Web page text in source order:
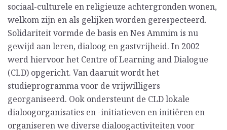
sociaal-culturele en religieuze achtergronden wonen,
welkom zijn en als gelijken worden gerespecteerd.
Solidariteit vormde de basis en Nes Ammim is nu
gewijd aan leren, dialoog en gastvrijheid. In 2002
werd hiervoor het Centre of Learning and Dialogue
(CLD) opgericht. Van daaruit wordt het
studieprogramma voor de vrijwilligers
georganiseerd. Ook ondersteunt de CLD lokale
dialoogorganisaties en -initiatieven en initiëren en
organiseren we diverse dialoogactiviteiten voor